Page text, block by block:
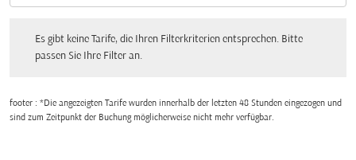
Es gibt keine Tarife, die Ihren Filterkriterien entsprechen. Bitte
passen Sie Ihre Filter an.
footer : *Die angezeigten Tarife wurden innerhalb der letzten 48 Stunden eingezogen und
sind zum Zeitpunkt der Buchung möglicherweise nicht mehr verfügbar.